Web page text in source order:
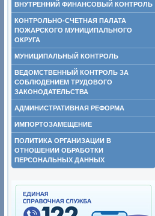
ВНУТРЕННИЙ ФИНАНСОВЫЙ КОНТРОЛЬ
КОНТРОЛЬНО-СЧЕТНАЯ ПАЛАТА
ПОЖАРСКОГО МУНИЦИПАЛЬНОГО
ОКРУГА
МУНИЦИПАЛЬНЫЙ КОНТРОЛЬ
ВЕДОМСТВЕННЫЙ КОНТРОЛЬ ЗА
СОБЛЮДЕНИЕМ ТРУДОВОГО
ЗАКОНОДАТЕЛЬСТВА
АДМИНИСТРАТИВНАЯ РЕФОРМА
ИМПОРТОЗАМЕЩЕНИЕ
ПОЛИТИКА ОРГАНИЗАЦИИ В
ОТНОШЕНИИ ОБРАБОТКИ
ПЕРСОНАЛЬНЫХ ДАННЫХ